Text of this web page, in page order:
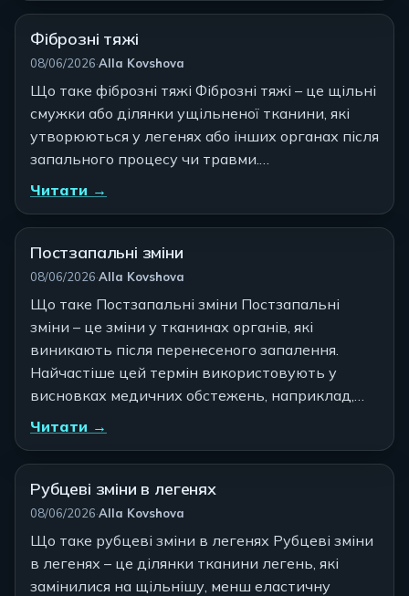
Фіброзні тяжі
08/06/2026·Автор:
Alla Kovshova
Що таке фіброзні тяжі Фіброзні тяжі – це щільні
смужки або ділянки ущільненої тканини, які
утворюються у легенях або інших органах після
запального процесу чи травми.…
Читати →
Постзапальні зміни
08/06/2026·Автор:
Alla Kovshova
Що таке Постзапальні зміни Постзапальні
зміни – це зміни у тканинах органів, які
виникають після перенесеного запалення.
Найчастіше цей термін використовують у
висновках медичних обстежень, наприклад,…
Читати →
Рубцеві зміни в легенях
08/06/2026·Автор:
Alla Kovshova
Що таке рубцеві зміни в легенях Рубцеві зміни
в легенях – це ділянки тканини легень, які
замінилися на щільнішу, менш еластичну